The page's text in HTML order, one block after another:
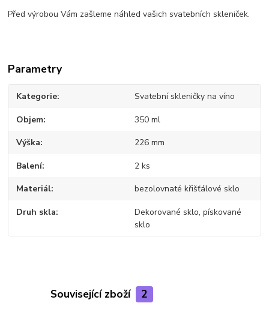
Před výrobou Vám zašleme náhled vašich svatebních skleniček.
Parametry
Kategorie Svatební skleničky na víno
Objem 350 ml
Výška 226 mm
Balení 2 ks
Materiál bezolovnaté křišťálové sklo
Druh skla
Dekorované sklo, pískované
sklo
Související zboží 2